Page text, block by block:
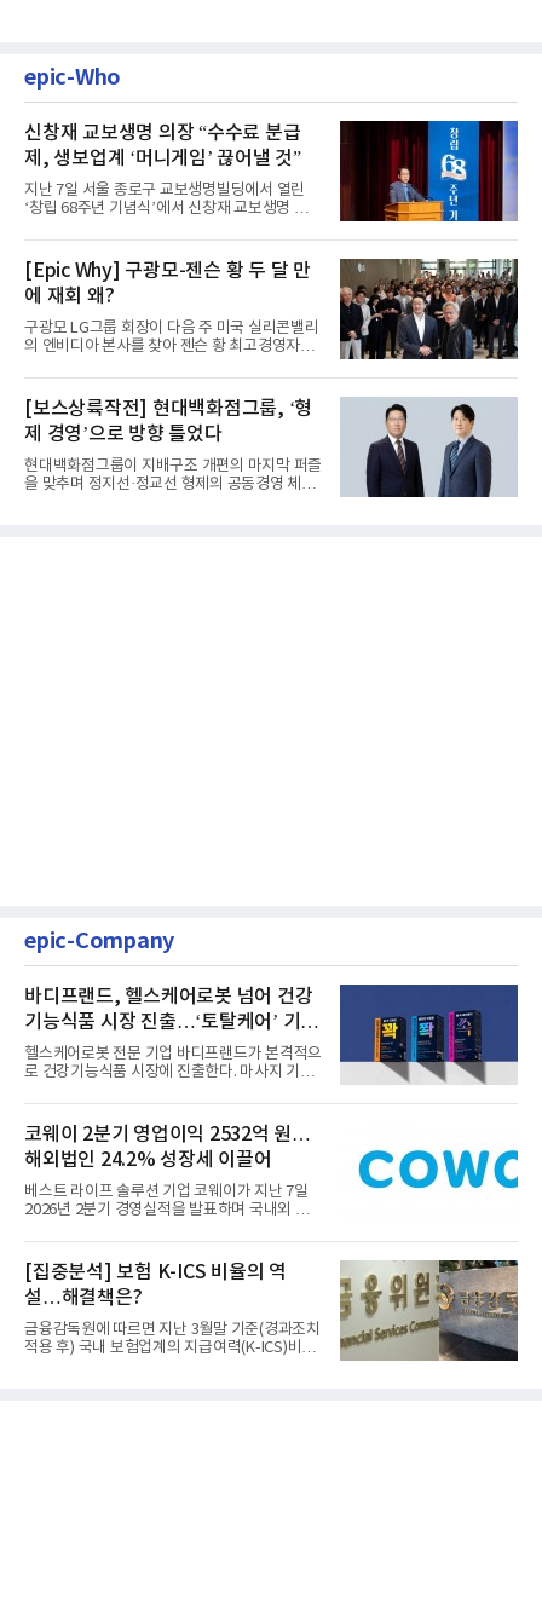
epic-Who
신창재 교보생명 의장 “수수료 분급
제, 생보업계 ‘머니게임’ 끊어낼 것”
지난 7일 서울 종로구 교보생명빌딩에서 열린
‘창립 68주년 기념식’에서 신창재 교보생명 대
[Epic Why] 구광모-젠슨 황 두 달 만
에 재회 왜?
구광모 LG그룹 회장이 다음 주 미국 실리콘밸리
의 엔비디아 본사를 찾아 젠슨 황 최고경영자
[보스상륙작전] 현대백화점그룹, ‘형
제 경영’으로 방향 틀었다
현대백화점그룹이 지배구조 개편의 마지막 퍼즐
을 맞추며 정지선·정교선 형제의 공동경영 체제
epic-Company
바디프랜드, 헬스케어로봇 넘어 건강
기능식품 시장 진출…‘토탈케어’ 기업
으로 변신
헬스케어로봇 전문 기업 바디프랜드가 본격적으
로 건강기능식품 시장에 진출한다. 마사지 기술
코웨이 2분기 영업이익 2532억 원…
해외법인 24.2% 성장세 이끌어
베스트 라이프 솔루션 기업 코웨이가 지난 7일
2026년 2분기 경영실적을 발표하며 국내외 시
[집중분석] 보험 K-ICS 비율의 역
설…해결책은?
금융감독원에 따르면 지난 3월말 기준(경과조치
적용 후) 국내 보험업계의 지급여력(K-ICS)비율